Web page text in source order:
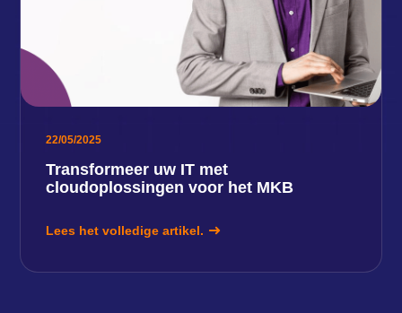
22/05/2025
Transformeer uw IT met
cloudoplossingen voor het MKB
Lees het volledige artikel.